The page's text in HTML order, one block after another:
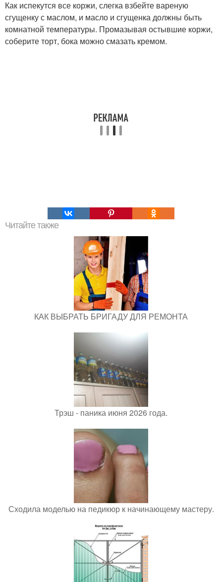
Как испекутся все коржи, слегка взбейте вареную
сгущенку с маслом, и масло и сгущенка должны быть
комнатной температуры. Промазывая остывшие коржи,
соберите торт, бока можно смазать кремом.
Читайте также
КАК ВЫБРАТЬ БРИГАДУ ДЛЯ РЕМОНТА
Трэш - паника июня 2026 года.
Сходила моделью на педикюр к начинающему мастеру.